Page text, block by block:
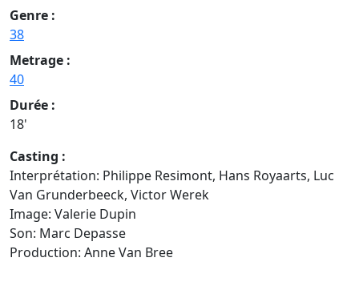
Genre :
38
Metrage :
40
Durée :
18'
Casting :
Interprétation: Philippe Resimont, Hans Royaarts, Luc
Van Grunderbeeck, Victor Werek
Image: Valerie Dupin
Son: Marc Depasse
Production: Anne Van Bree